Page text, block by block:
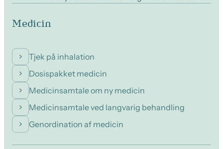
Medicin
Tjek på inhalation
Dosispakket medicin
Medicinsamtale om ny medicin
Medicinsamtale ved langvarig behandling
Genordination af medicin